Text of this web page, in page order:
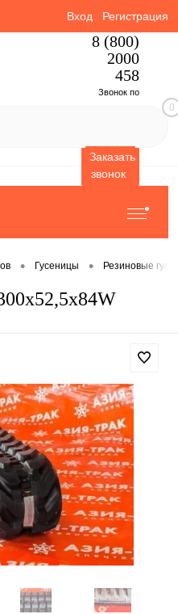
Вход Регистрация
8 (800)
2000
458
Звонок по
Заказать
звонок
0
• Гусеницы • Резиновые